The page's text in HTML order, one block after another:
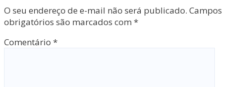
O seu endereço de e-mail não será publicado. Campos
obrigatórios são marcados com *
Comentário *